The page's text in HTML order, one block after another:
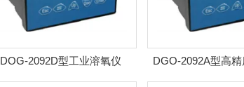
DOG-2092D型工业溶氧仪
DGO-2092A型高
溶氧仪